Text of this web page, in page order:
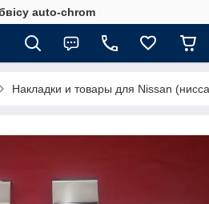
auto-chrom
Накладки и товары для Nissan